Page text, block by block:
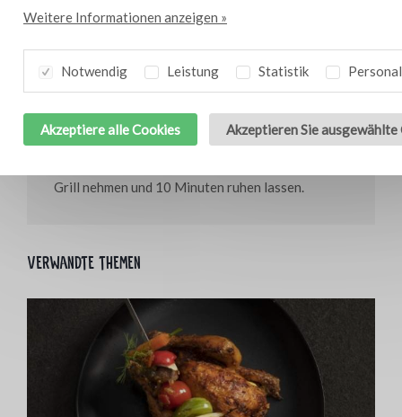
Weitere Informationen anzeigen »
Notwendig Leistung Statistik
Akzeptiere alle Cookies Akzeptieren Sie ausgewählte
mit einer dünnen Schicht Soja- und
wickeln. Die Päckchen wieder für 1 Stunde auf
den Grill legen. Die Spareribs auspacken, erneut
Knoblauchglasur bestreichen, wieder auf den Grill
legen und 30 Minuten lang bis zu einer
Grill nehmen und 10 Minuten ruhen lassen.
Verwandte themen